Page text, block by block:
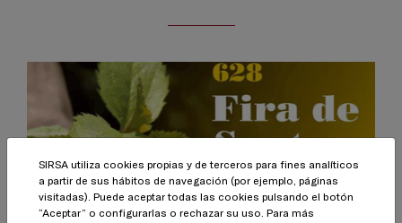
28.11.2022
Una feria con más de 600 años de
SIRSA utiliza cookies propias y de terceros para fines analíticos
a partir de sus hábitos de navegación (por ejemplo, páginas
visitadas). Puede aceptar todas las cookies pulsando el botón
“Aceptar” o configurarlas o rechazar su uso. Para más